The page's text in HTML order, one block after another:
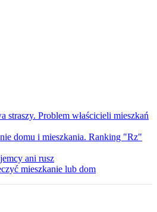
straszy. Problem właścicieli mieszkań
domu i mieszkania. Ranking "Rz"
ani rusz
mieszkanie lub dom